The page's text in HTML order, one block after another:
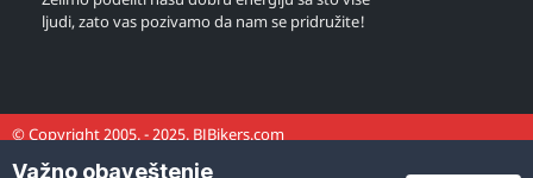
ljudi, zato vas pozivamo da nam se pridružite!
© Copyright 2005. - 2025. BJBikers.com
Važno obaveštenje